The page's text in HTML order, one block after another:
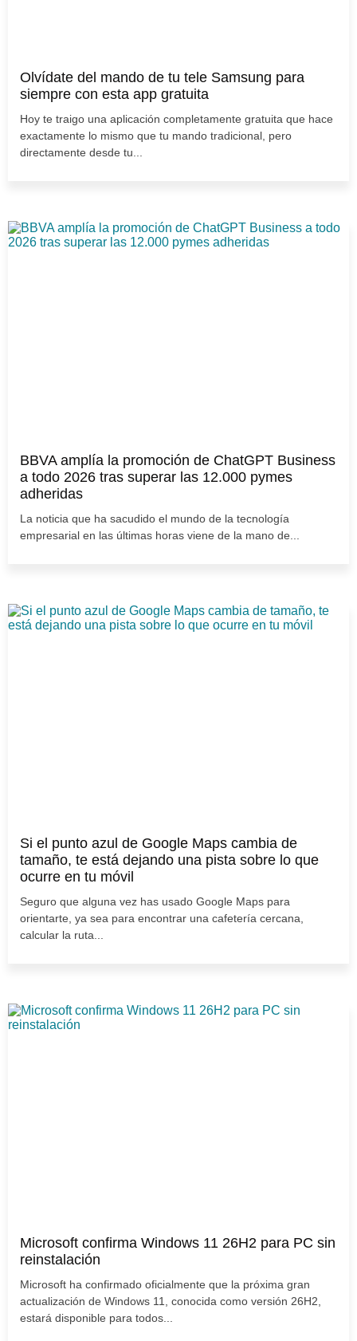
Olvídate del mando de tu tele Samsung para
siempre con esta app gratuita
Hoy te traigo una aplicación completamente gratuita que hace
exactamente lo mismo que tu mando tradicional, pero
directamente desde tu...
BBVA amplía la promoción de ChatGPT Business
a todo 2026 tras superar las 12.000 pymes
adheridas
La noticia que ha sacudido el mundo de la tecnología
empresarial en las últimas horas viene de la mano de...
Si el punto azul de Google Maps cambia de
tamaño, te está dejando una pista sobre lo que
ocurre en tu móvil
Seguro que alguna vez has usado Google Maps para
orientarte, ya sea para encontrar una cafetería cercana,
calcular la ruta...
Microsoft confirma Windows 11 26H2 para PC sin
reinstalación
Microsoft ha confirmado oficialmente que la próxima gran
actualización de Windows 11, conocida como versión 26H2,
estará disponible para todos...